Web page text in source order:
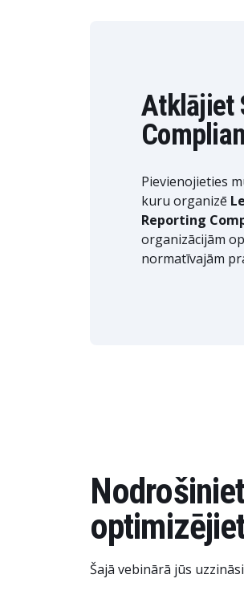
Atklājiet
Pievienojieties
kuru organizē
Reporting
organizācijām
normatīvajām
Šajā vebinārā jūs